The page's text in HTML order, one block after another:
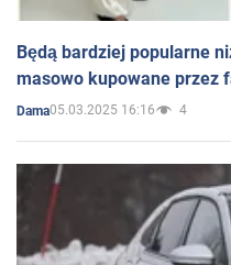
Będą bardziej popularne
masowo kupowane przez
Dama05.03.2025 16:16 4